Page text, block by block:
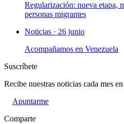
Regularización: nueva etapa,
personas migrantes
Noticias · 26 junio
Acompañamos en Venezuela
Suscríbete
Recibe nuestras noticias cada mes
Apuntarme
Comparte